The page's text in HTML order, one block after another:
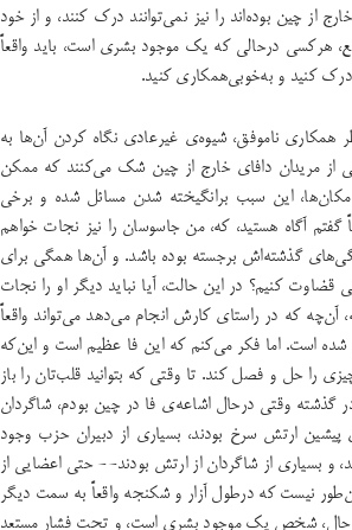
از چین بوده‌اند را نیز نمی‌توانند درک کنند، و از خود
هرکسی درحالی که یک موجود بشری است، باید واقعاً
درک کنید و به‌خوبی‌همکاری کنید.
همکاری ناموفق، شیوه‌ی غیرعادی نگاه کردن آن‌ها به
از مریدان دافای خارج از چین شک می‌کنند که ممکن
این سبب برانگیخته شدن مسائل شده و برخی
گفتم آگاه هستید، که، من جاسوسان را نیز نجات خواهم
گذشته‌اش برجسته بوده باشد. و آن‌ها همگی برای
قضاوت کنیم؟ در این حالت، آیا نباید دیگر او را نجات
آن‌چه که در راستای کارش انجام می‌دهد می‌تواند واقعاً
شده است. اما فکر می‌کنم که این فا عظیم است و این‌که
را حل و فصل کند. تا وقتی که بتوانید قلب‌تان را باز
گذشته وقتی درحال اشاعه‌ی فا در چین بودم، شاگردان
ارتش سرخ بودند، بسیاری از دبیران حزب وجود
و بسیاری از شاگردان از ارتش بودند-- حتی اعضایی از
نیست که درطول آزار و شکنجه واقعاً به سمت دیگر
حال، شخص یک موجود بشری است، و تحت فشار مستعد